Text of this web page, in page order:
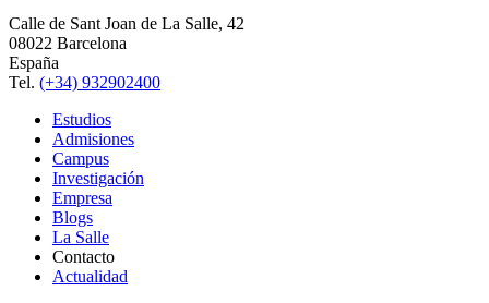
Calle de Sant Joan de La Salle, 42
08022 Barcelona
España
Tel. (+34) 932902400
Estudios
Admisiones
Campus
Investigación
Empresa
Blogs
La Salle
Contacto
Actualidad